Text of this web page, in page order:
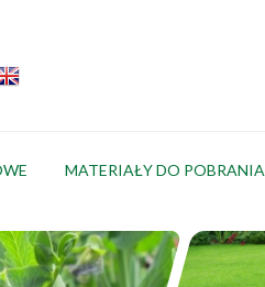
MATERIAŁY DO POBRANIA